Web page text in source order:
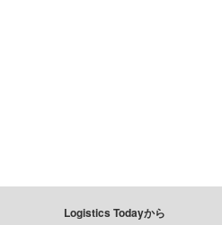
Logistics Todayから